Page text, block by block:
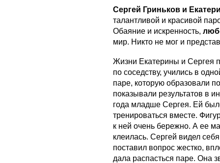
Сергей Гриньков и
талантливой и красивой
Обаяние и искренность,
мир. Никто не мог и
Жизни Екатерины и Сергея
по соседству, учились в
паре, которую образовали
показывали результатов в
года младше Сергея. Ей
тренироваться вместе.
к ней очень бережно. А ее
клеилась. Сергей видел
поставил вопрос жестко,
дала распасться паре. Она